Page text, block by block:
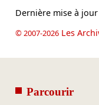
Dernière mise à
© 2007-2026Les
Parcourir